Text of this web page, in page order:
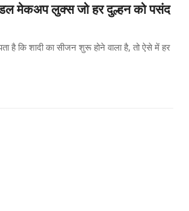
मेकअप लुक्स जो हर दुल्हन को पसंद
है कि शादी का सीजन शुरू होने वाला है, तो ऐसे में हर